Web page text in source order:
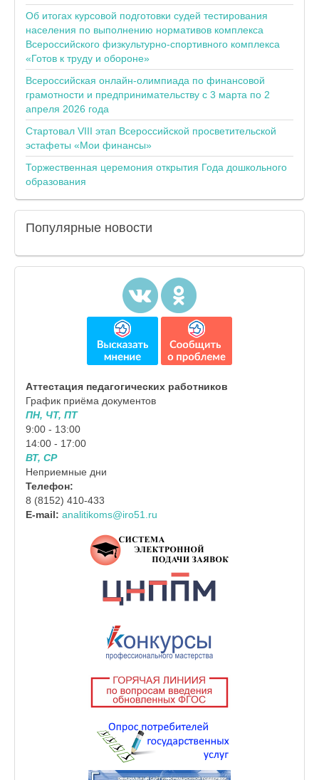
Об итогах курсовой подготовки судей тестирования
населения по выполнению нормативов комплекса
Всероссийского физкультурно-спортивного комплекса
«Готов к труду и обороне»
Всероссийская онлайн-олимпиада по финансовой
грамотности и предпринимательству с 3 марта по 2
апреля 2026 года
Стартовал VIII этап Всероссийской просветительской
эстафеты «Мои финансы»
Торжественная церемония открытия Года дошкольного
образования
Популярные новости
Аттестация педагогических работников
График приёма документов
ПН, ЧТ, ПТ
9:00 - 13:00
14:00 - 17:00
ВТ, СР
Неприемные дни
Телефон:
8 (8152) 410-433
E-mail: analitikoms@iro51.ru